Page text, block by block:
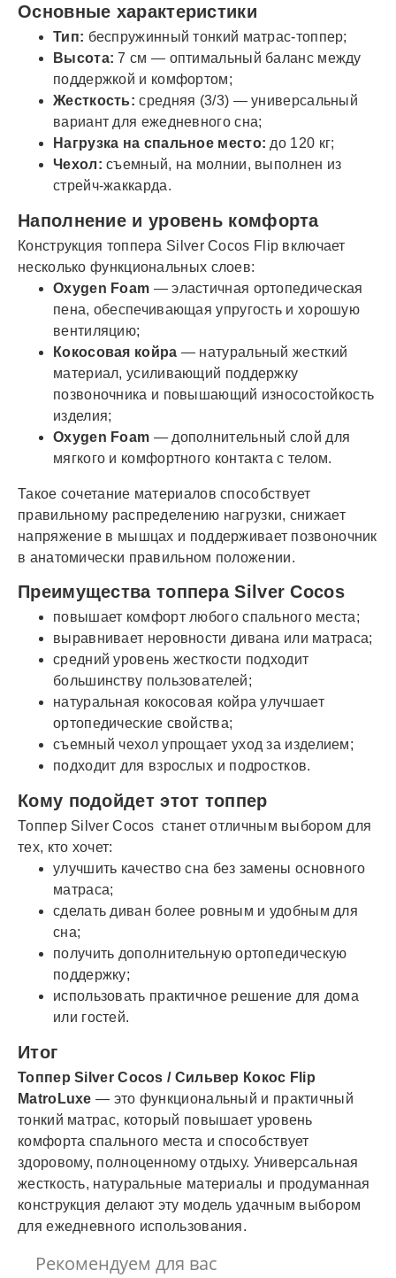
Основные характеристики
Тип: беспружинный тонкий матрас-топпер;
Высота: 7 см — оптимальный баланс между
поддержкой и комфортом;
Жесткость: средняя (3/3) — универсальный
вариант для ежедневного сна;
Нагрузка на спальное место: до 120 кг;
Чехол: съемный, на молнии, выполнен из
стрейч-жаккарда.
Наполнение и уровень комфорта
Конструкция топпера Silver Cocos Flip включает
несколько функциональных слоев:
Oxygen Foam — эластичная ортопедическая
пена, обеспечивающая упругость и хорошую
вентиляцию;
Кокосовая койра — натуральный жесткий
материал, усиливающий поддержку
позвоночника и повышающий износостойкость
изделия;
Oxygen Foam — дополнительный слой для
мягкого и комфортного контакта с телом.
Такое сочетание материалов способствует
правильному распределению нагрузки, снижает
напряжение в мышцах и поддерживает позвоночник
в анатомически правильном положении.
Преимущества топпера Silver Cocos
повышает комфорт любого спального места;
выравнивает неровности дивана или матраса;
средний уровень жесткости подходит
большинству пользователей;
натуральная кокосовая койра улучшает
ортопедические свойства;
съемный чехол упрощает уход за изделием;
подходит для взрослых и подростков.
Кому подойдет этот топпер
Топпер Silver Cocos станет отличным выбором для
тех, кто хочет:
улучшить качество сна без замены основного
матраса;
сделать диван более ровным и удобным для
сна;
получить дополнительную ортопедическую
поддержку;
использовать практичное решение для дома
или гостей.
Итог
Топпер Silver Cocos / Сильвер Кокос Flip
MatroLuxe — это функциональный и практичный
тонкий матрас, который повышает уровень
комфорта спального места и способствует
здоровому, полноценному отдыху. Универсальная
жесткость, натуральные материалы и продуманная
конструкция делают эту модель удачным выбором
для ежедневного использования.
Рекомендуем для вас